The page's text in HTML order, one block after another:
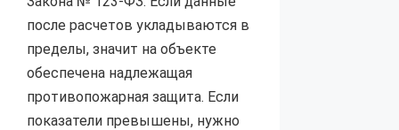
после расчетов укладываются в
пределы, значит на объекте
обеспечена надлежащая
противопожарная защита. Если
показатели превышены, нужно